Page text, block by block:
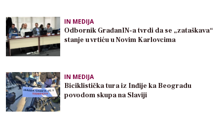
IN MEDIJA
Odbornik GrađanIN-a tvrdi da se „zataškava“
stanje u vrtiću u Novim Karlovcima
IN MEDIJA
Biciklistička tura iz Inđije ka Beogradu
povodom skupa na Slaviji